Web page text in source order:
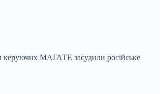
керуючих МАГАТЕ засудили російське